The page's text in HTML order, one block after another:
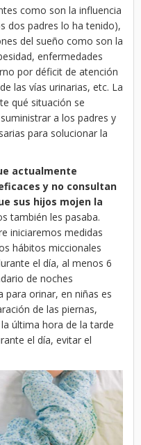
como son la influencia
dos padres lo ha tenido),
del sueño como son la
enfermedades
por déficit de atención
las vías urinarias, etc. La
qué situación se
a los padres y
para solucionar la
actualmente
y no consultan
sus hijos mojen la
también les pasaba.
iniciaremos medidas
hábitos miccionales
el día, al menos 6
de noches
para orinar, en niñas es
de las piernas,
última hora de la tarde
el día, evitar el